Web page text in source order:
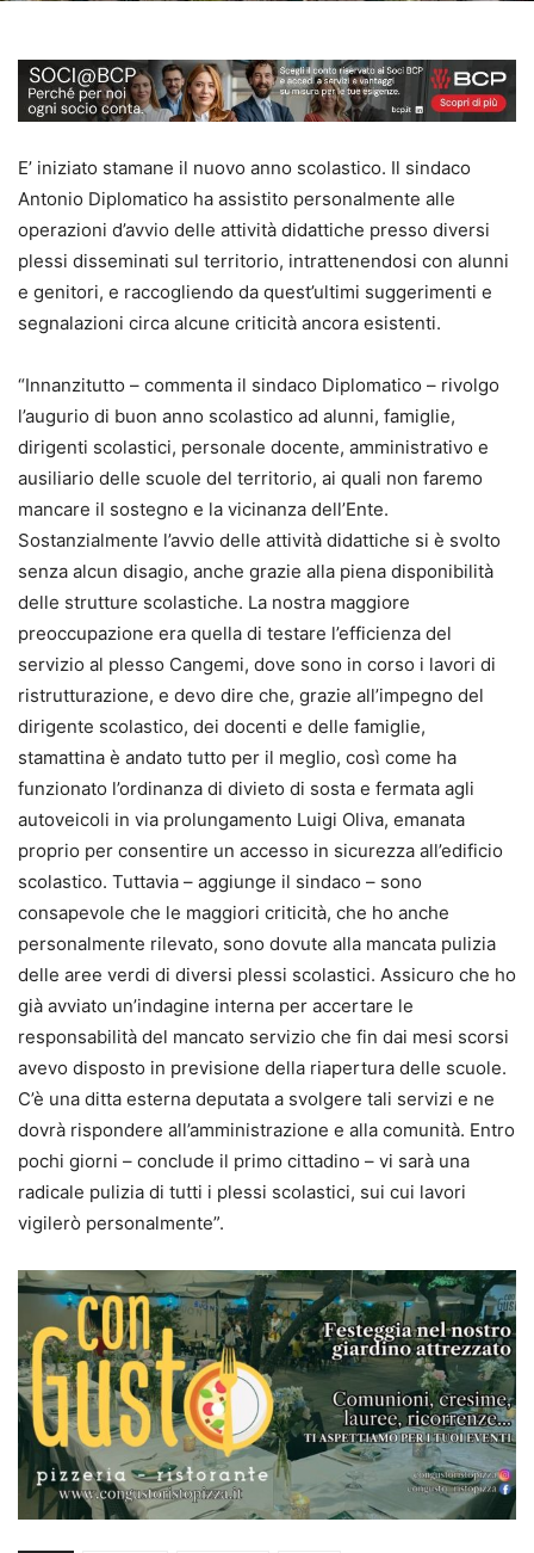
E’ iniziato stamane il nuovo anno scolastico. Il sindaco
Antonio Diplomatico ha assistito personalmente alle
operazioni d’avvio delle attività didattiche presso diversi
plessi disseminati sul territorio, intrattenendosi con alunni
e genitori, e raccogliendo da quest’ultimi suggerimenti e
segnalazioni circa alcune criticità ancora esistenti.
“Innanzitutto – commenta il sindaco Diplomatico – rivolgo
l’augurio di buon anno scolastico ad alunni, famiglie,
dirigenti scolastici, personale docente, amministrativo e
ausiliario delle scuole del territorio, ai quali non faremo
mancare il sostegno e la vicinanza dell’Ente.
Sostanzialmente l’avvio delle attività didattiche si è svolto
senza alcun disagio, anche grazie alla piena disponibilità
delle strutture scolastiche. La nostra maggiore
preoccupazione era quella di testare l’efficienza del
servizio al plesso Cangemi, dove sono in corso i lavori di
ristrutturazione, e devo dire che, grazie all’impegno del
dirigente scolastico, dei docenti e delle famiglie,
stamattina è andato tutto per il meglio, così come ha
funzionato l’ordinanza di divieto di sosta e fermata agli
autoveicoli in via prolungamento Luigi Oliva, emanata
proprio per consentire un accesso in sicurezza all’edificio
scolastico. Tuttavia – aggiunge il sindaco – sono
consapevole che le maggiori criticità, che ho anche
personalmente rilevato, sono dovute alla mancata pulizia
delle aree verdi di diversi plessi scolastici. Assicuro che ho
già avviato un’indagine interna per accertare le
responsabilità del mancato servizio che fin dai mesi scorsi
avevo disposto in previsione della riapertura delle scuole.
C’è una ditta esterna deputata a svolgere tali servizi e ne
dovrà rispondere all’amministrazione e alla comunità. Entro
pochi giorni – conclude il primo cittadino – vi sarà una
radicale pulizia di tutti i plessi scolastici, sui cui lavori
vigilerò personalmente”.